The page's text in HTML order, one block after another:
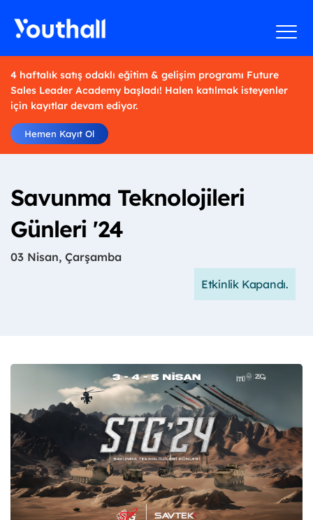
4 haftalık satış odaklı eğitim & gelişim programı Future
Sales Leader Academy başladı! Halen katılmak isteyenler
için kayıtlar devam ediyor.
Hemen Kayıt Ol
Savunma Teknolojileri
Günleri '24
03 Nisan, Çarşamba
Etkinlik Kapandı.